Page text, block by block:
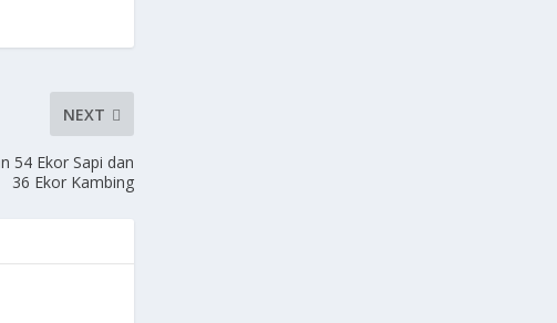
NEXT
54 Ekor Sapi dan
36 Ekor Kambing